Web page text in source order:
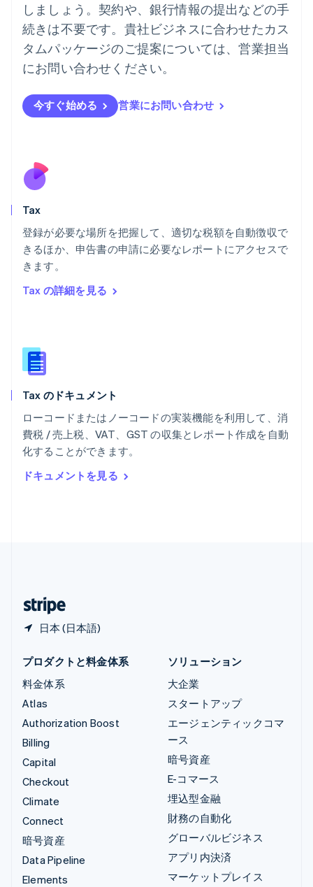
しましょう。契約や、銀行情報の提出などの手
続きは不要です。貴社ビジネスに合わせたカス
タムパッケージのご提案については、営業担当
にお問い合わせください。
今すぐ始める 営業にお問い合わせ
Tax
登録が必要な場所を把握して、適切な税額を自動徴収で
きるほか、申告書の申請に必要なレポートにアクセスで
きます。
Tax の詳細を見る
Tax のドキュメント
ローコードまたはノーコードの実装機能を利用して、消
費税 / 売上税、VAT、GST の収集とレポート作成を自動
化することができます。
ドキュメントを見る
日本 (日本語)
ニュージーランド
English
ノルウェー
English
ハンガリー
フィンランド
EnglishSvenska
Français
ブルガリア
ポーランド
English
ポルトガル
マルタ
メキシコ
Español
English
リトアニア
English
リヒテンシュタイン
DeutschEnglish
ルーマニア
English
プロダクトと料金体系
料金体系
Atlas
Authorization Boost
Billing
Capital
Checkout
Climate
Connect
暗号資産
Data Pipeline
Elements
ソリューション
大企業
スタートアップ
エージェンティックコマ
ース
暗号資産
E-コマース
埋込型金融
財務の自動化
グローバルビジネス
アプリ内決済
マーケットプレイス